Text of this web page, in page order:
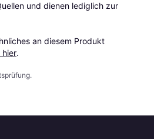
und dienen lediglich zur
an diesem Produkt
hier.